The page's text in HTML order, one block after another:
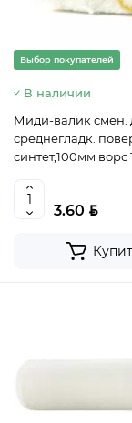
Выбор покупателей
В наличии
Миди-валик смен.
среднегладк.
синтет,100мм ворс
MTX, 80837
3.60 BYN